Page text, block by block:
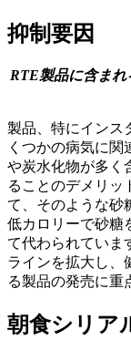
抑制要因
RTE製品に含ま
製品、特にインス
くつかの病気に
や炭水化物が多く
ることのデメリッ
て、そのような砂
低カロリーで砂糖
て代わられていま
ラインを拡大し、
る製品の発売に重
朝食シリア